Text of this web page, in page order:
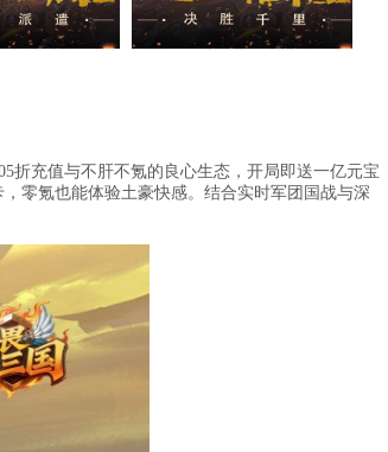
折充值与不肝不氪的良心生态，开局即送一亿元宝
零氪也能体验土豪快感。结合实时军团国战与深